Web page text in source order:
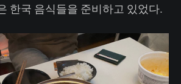
한국 음식들을 준비하고 있었다.